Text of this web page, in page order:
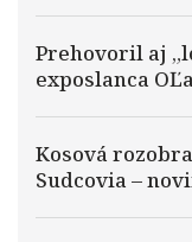
Prehovoril aj
exposlanca
Kosová
Sudcovia –